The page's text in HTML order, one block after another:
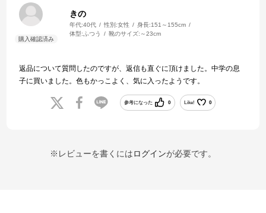
きの
年代:40代 性別:女性 身長:151～155cm
体型:ふつう 靴のサイズ: ～23cm
返品について質問したのですが、返信も直ぐに頂けました。中学の息
子に買いました。色もかっこよく、気に入ったようです。
参考になった 0 Like! 0
※レビューを書くにはログインが必要です。